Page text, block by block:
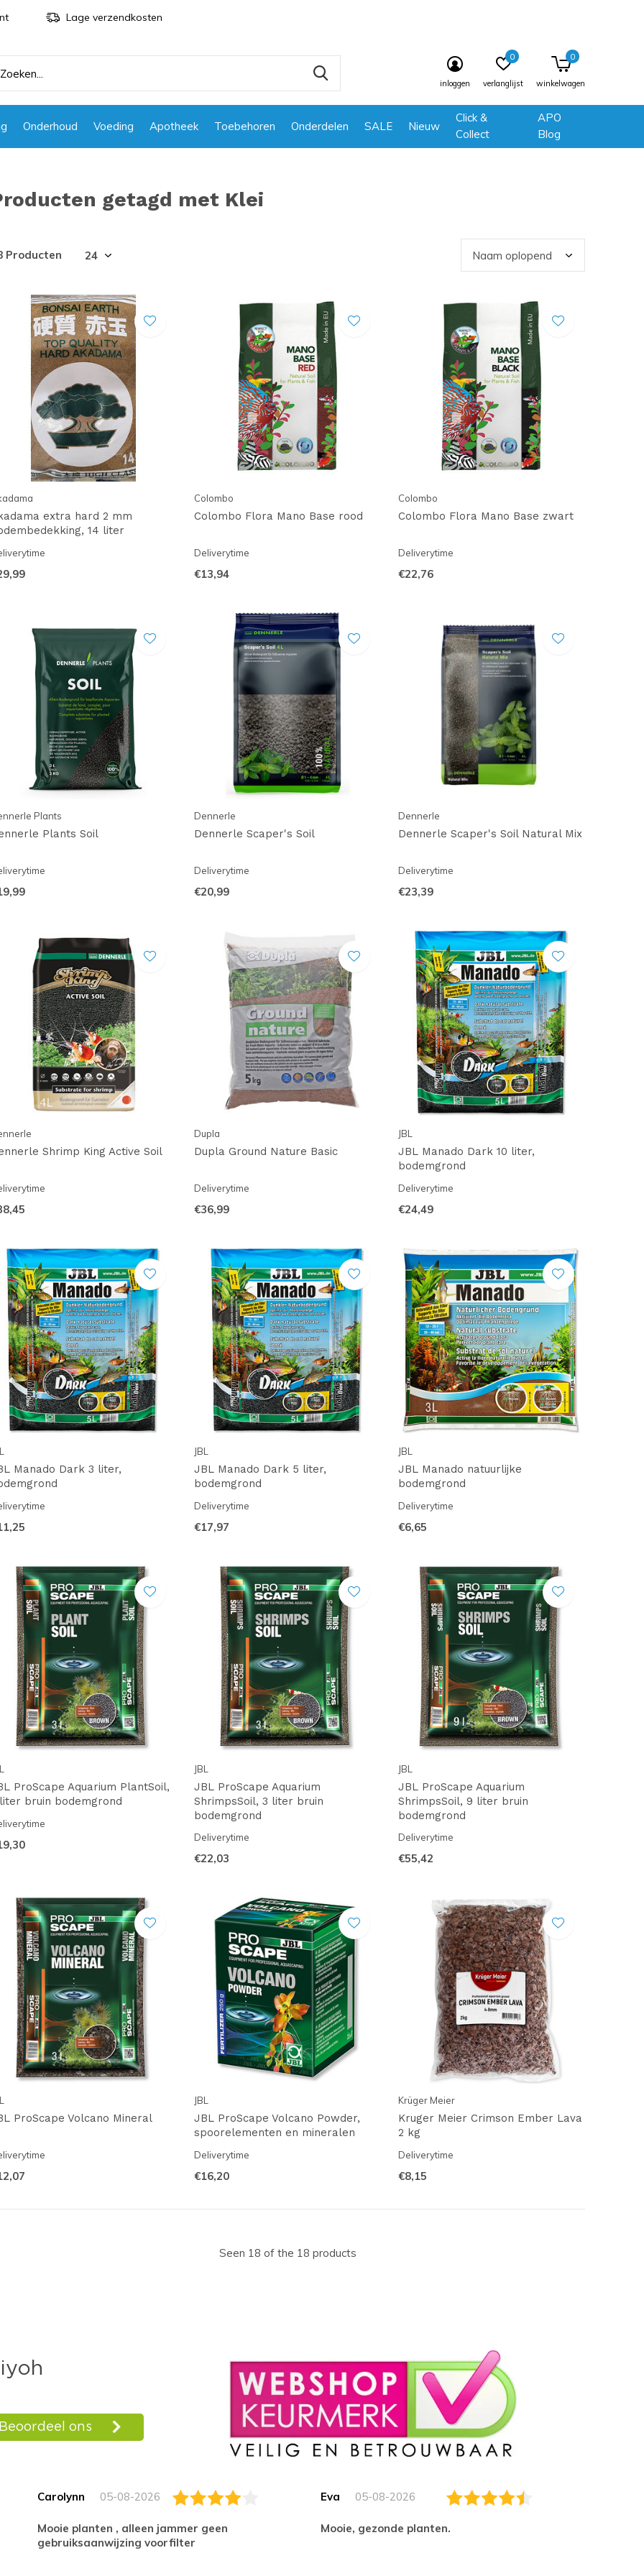
Onderhoud Voeding Apotheek Toebehoren Onderdelen SALE Nieuw
Click &
Collect
APO
Blog
inloggen verlanglijst
0
winkelwagen
0
Lage verzendkosten
getagd met Klei
Producten
extra hard 2 mm
14 liter
Colombo
Colombo Flora Mano Base rood
Deliverytime
€13,94
Colombo
Colombo Flora Mano Base zwart
Deliverytime
€22,76
Plants
Plants Soil
Dennerle
Dennerle Scaper's Soil
Deliverytime
€20,99
Dennerle
Dennerle Scaper's Soil Natural Mix
Deliverytime
€23,39
Shrimp King Active Soil
Dupla
Dupla Ground Nature Basic
Deliverytime
€36,99
JBL
JBL Manado Dark 10 liter,
bodemgrond
Deliverytime
€24,49
Manado Dark 3 liter,
JBL
JBL Manado Dark 5 liter,
bodemgrond
Deliverytime
€17,97
JBL
JBL Manado natuurlijke
bodemgrond
Deliverytime
€6,65
ProScape Aquarium PlantSoil,
bruin bodemgrond
JBL
JBL ProScape Aquarium
ShrimpsSoil, 3 liter bruin
bodemgrond
Deliverytime
€22,03
JBL
JBL ProScape Aquarium
ShrimpsSoil, 9 liter bruin
bodemgrond
Deliverytime
€55,42
ProScape Volcano Mineral
JBL
JBL ProScape Volcano Powder,
spoorelementen en mineralen
Deliverytime
€16,20
Krüger Meier
Kruger Meier Crimson Ember Lava
2 kg
Deliverytime
€8,15
Seen 18 of the 18 products
Carolynn 05-08-2026
Mooie planten , alleen jammer geen
gebruiksaanwijzing voorfilter
Eva 05-08-2026
Mooie, gezonde planten.